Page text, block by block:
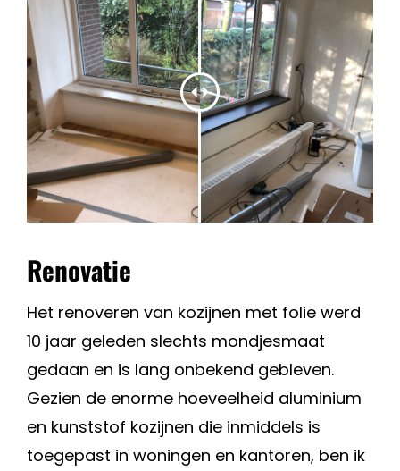
Renovatie
Het renoveren van kozijnen met folie werd
10 jaar geleden slechts mondjesmaat
gedaan en is lang onbekend gebleven.
Gezien de enorme hoeveelheid aluminium
en kunststof kozijnen die inmiddels is
toegepast in woningen en kantoren, ben ik